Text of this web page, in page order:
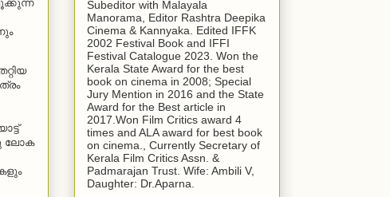
ലോക
Subeditor with Malayala
Manorama, Editor Rashtra Deepika
Cinema & Kannyaka. Edited IFFK
2002 Festival Book and IFFI
Festival Catalogue 2023. Won the
Kerala State Award for the best
book on cinema in 2008; Special
Jury Mention in 2016 and the State
Award for the Best article in
2017.Won Film Critics award 4
times and ALA award for best book
on cinema., Currently Secretary of
Kerala Film Critics Assn. &
Padmarajan Trust. Wife: Ambili V,
Daughter: Dr.Aparna.